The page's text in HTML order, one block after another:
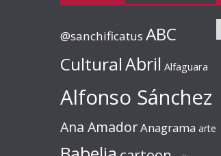
@sanchificatus ABC
CulturalAbril Alfaguara
Alfonso Sánchez
Ana AmadorAnagrama arte